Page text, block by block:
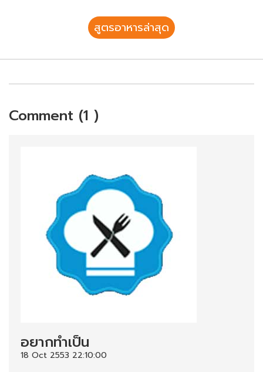
สูตรอาหารล่าสุด
Comment (1 )
อยากทำเป็น
18 Oct 2553 22:10:00